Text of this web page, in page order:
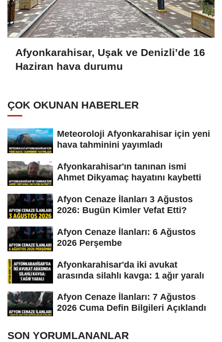
Afyonkarahisar, Uşak ve Denizli’de 16
Haziran hava durumu
ÇOK OKUNAN HABERLER
Meteoroloji Afyonkarahisar için yeni
hava tahminini yayımladı
Afyonkarahisar'ın tanınan ismi
Ahmet Dikyamaç hayatını kaybetti
Afyon Cenaze İlanları 3 Ağustos
2026: Bugün Kimler Vefat Etti?
Afyon Cenaze İlanları: 6 Ağustos
2026 Perşembe
Afyonkarahisar'da iki avukat
arasında silahlı kavga: 1 ağır yaralı
Afyon Cenaze İlanları: 7 Ağustos
2026 Cuma Defin Bilgileri Açıklandı
SON YORUMLANANLAR